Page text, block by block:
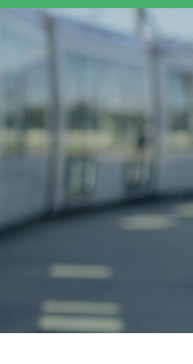
Retour à l'accueil